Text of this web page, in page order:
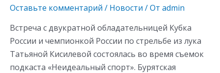
Оставьте комментарий / Новости / От admin
Встреча с двукратной обладательницей Кубка
России и чемпионкой России по стрельбе из лука
Татьяной Кисилевой состоялась во время съемок
подкаста «Неидеальный спорт». Бурятская